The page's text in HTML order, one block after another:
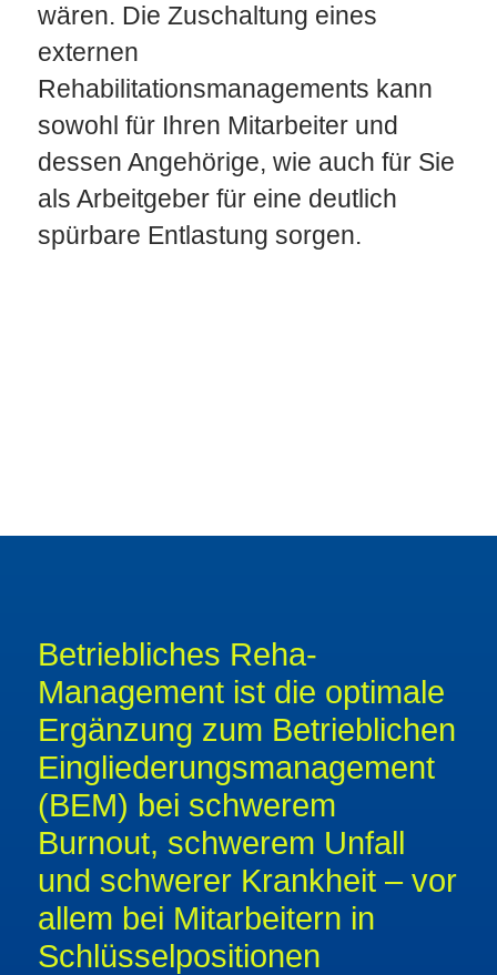
wären. Die Zuschaltung eines
externen
Rehabilitationsmanagements kann
sowohl für Ihren Mitarbeiter und
dessen Angehörige, wie auch für Sie
als Arbeitgeber für eine deutlich
spürbare Entlastung sorgen.
Betriebliches Reha-
Management ist die optimale
Ergänzung zum Betrieblichen
Eingliederungsmanagement
(BEM) bei schwerem
Burnout, schwerem Unfall
und schwerer Krankheit – vor
allem bei Mitarbeitern in
Schlüsselpositionen